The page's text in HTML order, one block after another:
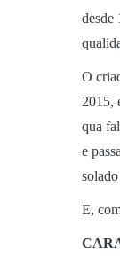
desde
O
2015,
qua
e
E,